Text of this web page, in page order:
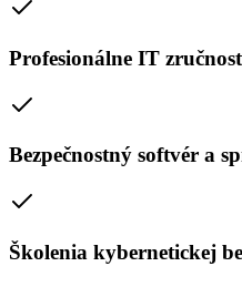
Profesionálne IT
Bezpečnostný softvér a
Školenia kybernetickej